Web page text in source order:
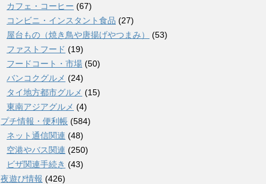
カフェ・コーヒー (67)
コンビニ・インスタント食品 (27)
屋台もの（焼き鳥や唐揚げやつまみ）
(53)
ファストフード (19)
フードコート・市場 (50)
バンコクグルメ (24)
タイ地方都市グルメ (15)
東南アジアグルメ (4)
プチ情報・便利帳 (584)
ネット通信関連 (48)
空港やバス関連 (250)
ビザ関連手続き (43)
夜遊び情報 (426)